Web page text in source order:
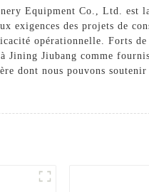
Equipment Co., Ltd. est
exigences des projets de
opérationnelle. Forts de
Jining Jiubang comme
dont nous pouvons